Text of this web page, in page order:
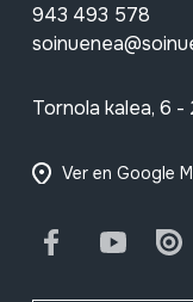
943 493 578
Tornola kalea, 6 -
Ver en Google
FacebookYoutube